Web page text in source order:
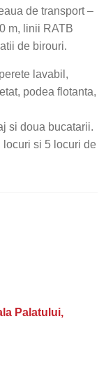
de transport –
m, linii RATB
de birouri.
lavabil,
podea flotanta,
si doua bucatarii.
locuri si 5 locuri de
Palatului,